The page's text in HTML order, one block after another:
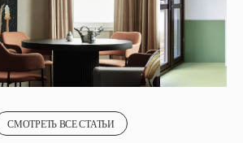
СМОТРЕТЬ ВСЕ СТАТЬИ